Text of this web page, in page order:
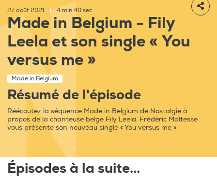
27 août 2021 | 4 min 40 sec
Made in Belgium - Fily
Leela et son single « You
versus me »
Made in Belgium
Résumé de l'épisode
Réécoutez la séquence Made in Belgium de Nostalgie à
propos de la chanteuse belge Fily Leela. Frédéric Maltesse
vous présente son nouveau single « You versus me ».
Épisodes à la suite...